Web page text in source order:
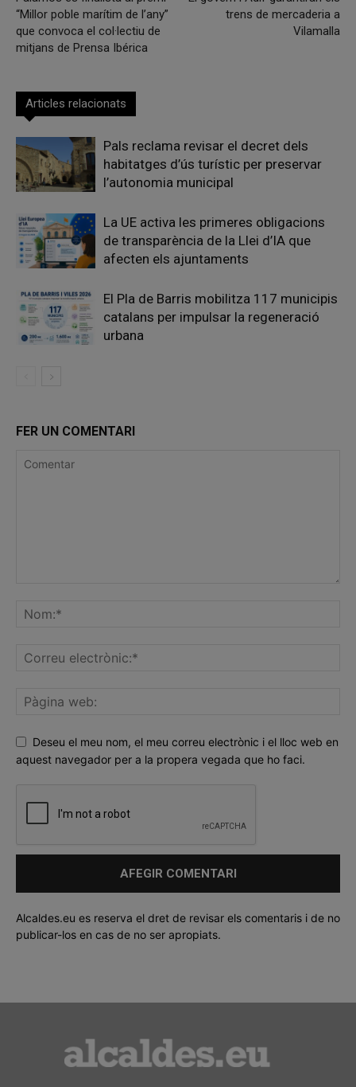
“Millor poble marítim de l’any”
que convoca el col·lectiu de
mitjans de Prensa Ibérica
trens de mercaderia a
Vilamalla
Articles relacionats
Pals reclama revisar el decret dels
habitatges d’ús turístic per preservar
l’autonomia municipal
La UE activa les primeres obligacions
de transparència de la Llei d’IA que
afecten els ajuntaments
El Pla de Barris mobilitza 117 municipis
catalans per impulsar la regeneració
urbana
FER UN COMENTARI
Deseu el meu nom, el meu correu electrònic i el lloc web en
aquest navegador per a la propera vegada que ho faci.
Alcaldes.eu es reserva el dret de revisar els comentaris i de no
publicar-los en cas de no ser apropiats.